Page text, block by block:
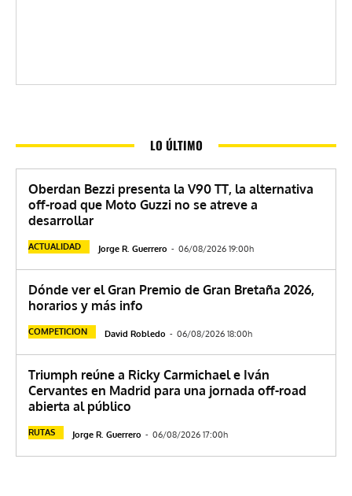
LO ÚLTIMO
Oberdan Bezzi presenta la V90 TT, la alternativa
off-road que Moto Guzzi no se atreve a
desarrollar
ACTUALIDAD Jorge R. Guerrero - 06/08/2026 19:00h
Dónde ver el Gran Premio de Gran Bretaña 2026,
horarios y más info
COMPETICION David Robledo - 06/08/2026 18:00h
Triumph reúne a Ricky Carmichael e Iván
Cervantes en Madrid para una jornada off-road
abierta al público
RUTAS Jorge R. Guerrero - 06/08/2026 17:00h